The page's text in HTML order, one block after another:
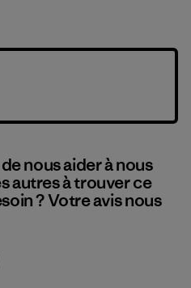
nous aider à nous
autres à trouver ce
? Votre avis nous